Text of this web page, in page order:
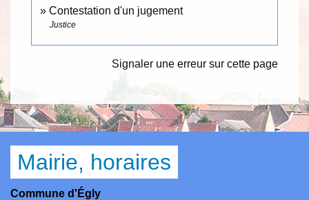
Contestation d'un jugement
Justice
Signaler une erreur sur cette page
Mairie, horaires
Commune d'Égly